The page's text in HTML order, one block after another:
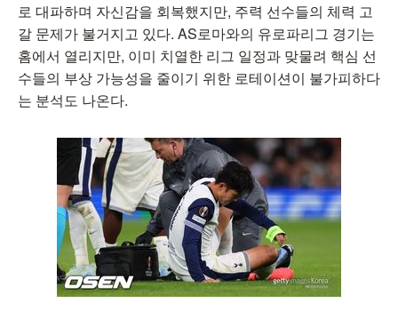
로 대파하며 자신감을 회복했지만, 주력 선수들의 체력 고
갈 문제가 불거지고 있다. AS로마와의 유로파리그 경기는
홈에서 열리지만, 이미 치열한 리그 일정과 맞물려 핵심 선
수들의 부상 가능성을 줄이기 위한 로테이션이 불가피하다
는 분석도 나온다.